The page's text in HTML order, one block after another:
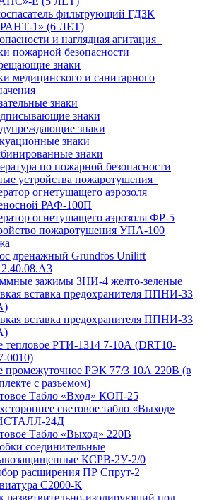
фильтрующий ГДЗК
1» (6 ЛЕТ)
и наглядная агитация
пожарной безопасности
знаки
медицинского и санитарного
знаки
знаки
знаки
знаки
знаки
по пожарной безопасности
устройства пожаротушения
огнетушащего аэрозоля
РАФ-100П
огнетушащего аэрозоля ФР-5
пожаротушения УПА-100
дренажный Grundfos Unilift
зажимы ЗНИ-4 желто-зеленые
вставка предохранителя ППНИ-33
вставка предохранителя ППНИ-33
тепловое РТИ-1314 7-10А (DRT10-
0010)
промежуточное РЭК 77/3 10А 220В (в
с разъемом)
Табло «Вход» КОП-25
световое табло «Выход»
24Д
Табло «Выход» 220В
соединительные
КСРВ-2У-2/0
расширения ПР Спрут-2
С2000-К
разветвительно-изолирующий под